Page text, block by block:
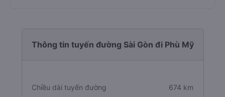
Thông tin tuyến đường Sài Gòn đi Phù Mỹ
Chiều dài tuyến đường 674 km